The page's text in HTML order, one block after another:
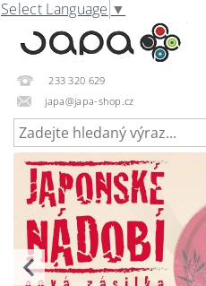
Select Language ▼
233 320 629
japa@japa-shop.cz